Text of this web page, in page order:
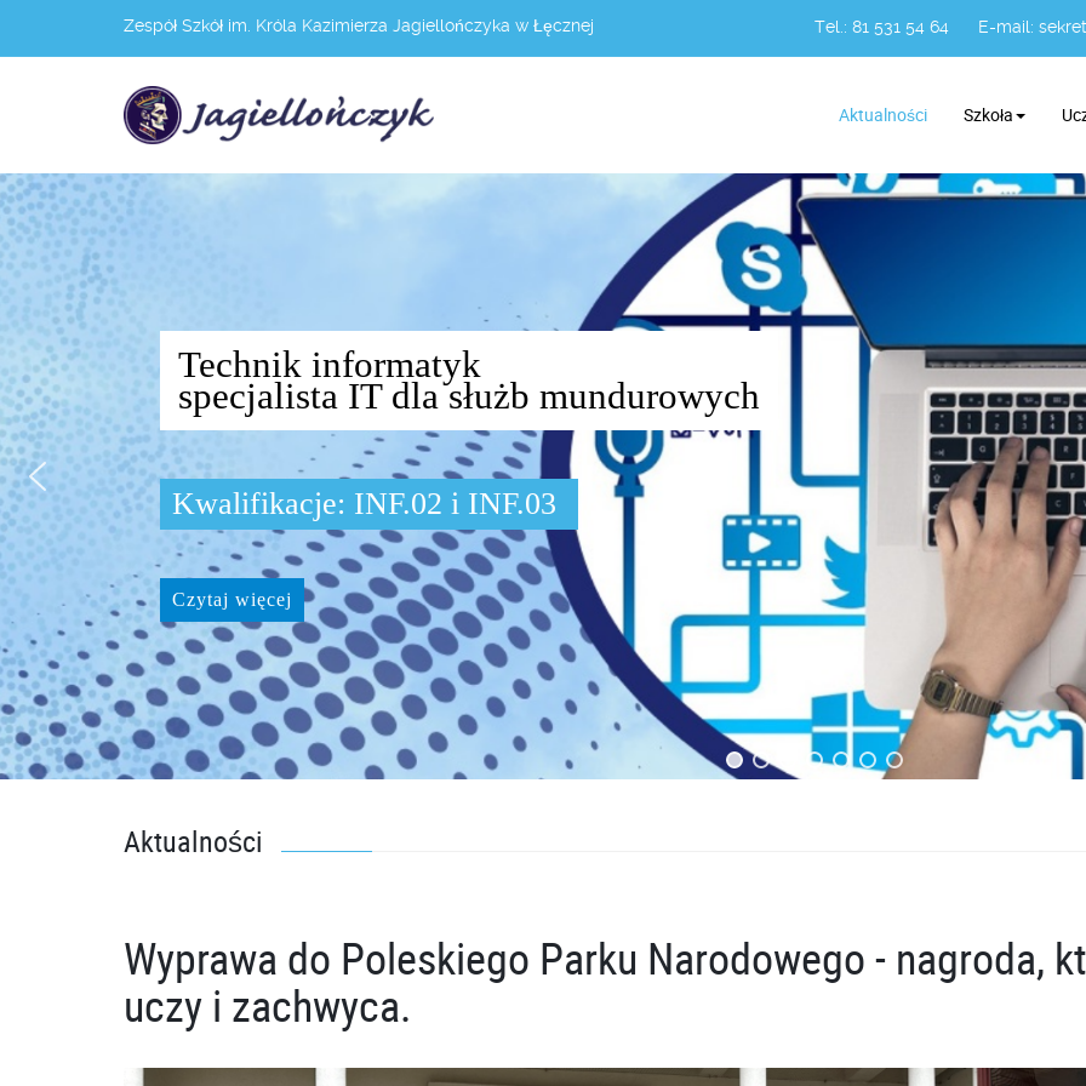
Zespół Szkół im. Króla Kazimierza Jagiellończyka w Łęcznej Tel.: 81 531 54 64 E-mail:
Aktualności Szkoła
Technik informatyk
specjalista IT dla służb mundurowych
Kwalifikacje: INF.02 i INF.03
Czytaj więcej
Aktualności
Wyprawa do Poleskiego Parku Narodowego - nagroda,
uczy i zachwyca.